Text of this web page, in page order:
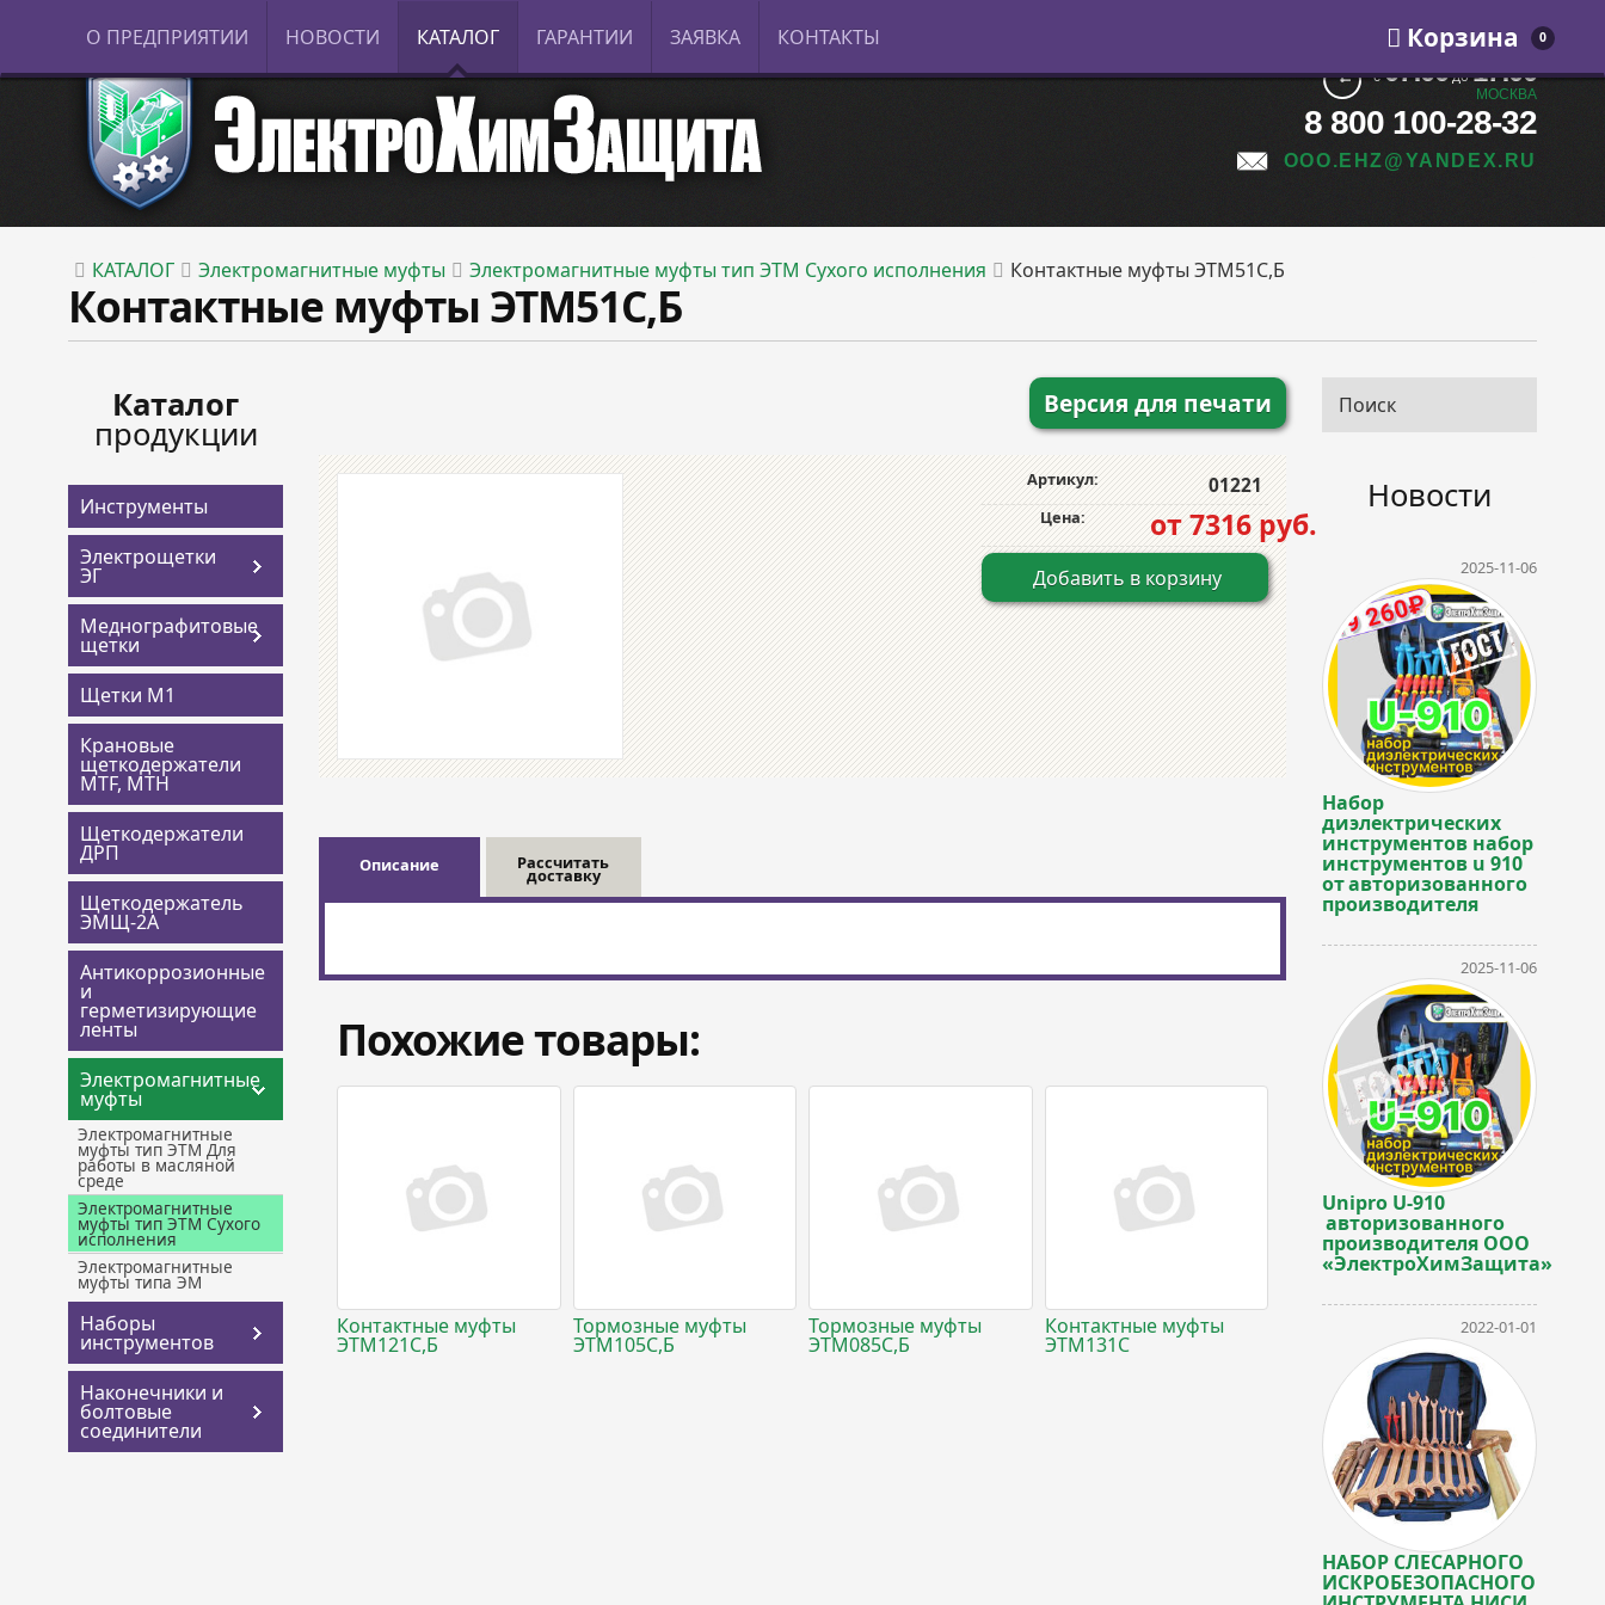
О ПРЕДПРИЯТИИ НОВОСТИ КАТАЛОГ ГАРАНТИИ ЗАЯВКА КОНТАКТЫ Корзина 0
с07:00до17:00
МОСКВА
8 800 100-28-32
OOO.EHZ@YANDEX.RU
КАТАЛОГ Электромагнитные муфты Электромагнитные муфты тип ЭТМ Сухого исполнения Контактные муфты ЭТМ51С,Б
Контактные муфты ЭТМ51С,Б
Каталог
продукции
Инструменты
Электрощетки
ЭГ
Меднографитовые
щетки
Щетки М1
Крановые
щеткодержатели
MTF, MTH
Щеткодержатели
ДРП
Щеткодержатель
ЭМЩ-2А
Антикоррозионные
и
герметизирующие
ленты
Электромагнитные
муфты
Электромагнитные
муфты тип ЭТМ Для
работы в масляной
среде
Электромагнитные
муфты тип ЭТМ Сухого
исполнения
Электромагнитные
муфты типа ЭМ
Наборы
инструментов
Наконечники и
болтовые
соединители
Версия для печати
Артикул: 01221
Цена: от 7316 руб.
Добавить в корзину
Описание Рассчитать
доставку
Похожие товары:
Контактные муфты
ЭТМ121С,Б
Тормозные муфты
ЭТМ105С,Б
Тормозные муфты
ЭТМ085С,Б
Контактные муфты
ЭТМ131С
Новости
2025-11-06
Набор
диэлектрических
инструментов набор
инструментов u 910
от авторизованного
производителя
2025-11-06
Unipro U-910
авторизованного
производителя ООО
«ЭлектроХимЗащита»
2022-01-01
НАБОР СЛЕСАРНОГО
ИСКРОБЕЗОПАСНОГО